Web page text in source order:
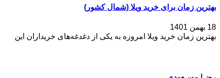
بهترین زمان برای خرید ویلا (شمال کشور)
18 بهمن 1401
بهترین زمان خرید ویلا امروزه به یکی از دغدغه‌های خریداران این